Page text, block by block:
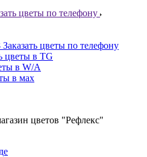
цветы по телефону
Заказать цветы по телефону
цветы в TG
в W/A
в мах
цветов "Рефлекс"